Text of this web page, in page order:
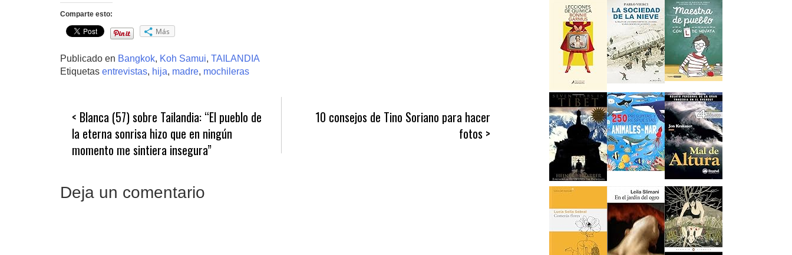
Comparte esto:
Más
Publicado en Bangkok, Koh Samui, TAILANDIA
Etiquetas entrevistas, hija, madre, mochileras
Navegación
de
entradas
Blanca (57) sobre Tailandia: “El pueblo de
la eterna sonrisa hizo que en ningún
momento me sintiera insegura”
10 consejos de Tino Soriano para hacer
fotos
Deja un comentario